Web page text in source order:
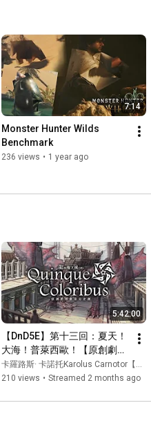
7:14
Monster Hunter Wilds
Benchmark
236 views • 1 year ago
5:42:00
【DnD5E】第十三回：夏天！
大海！普萊西歐！【原創劇本
Quinque Coloribus】
卡羅路斯· 卡諾托Karolus Carnotor【HKVtuber】
210 views • Streamed 2 months ago